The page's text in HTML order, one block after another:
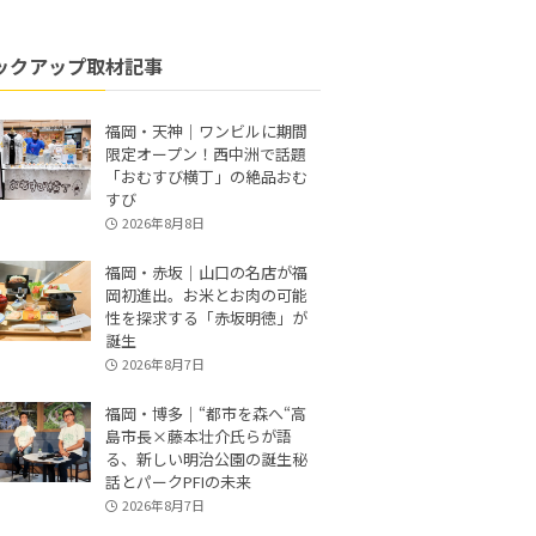
クアップ取材記事
福岡・天神｜ワンビルに期間
限定オープン！西中洲で話題
「おむすび横丁」の絶品おむ
すび
2026年8月8日
福岡・赤坂｜山口の名店が福
岡初進出。お米とお肉の可能
性を探求する「赤坂明徳」が
誕生
2026年8月7日
福岡・博多｜“都市を森へ“高
島市長×藤本壮介氏らが語
る、新しい明治公園の誕生秘
話とパークPFIの未来
2026年8月7日